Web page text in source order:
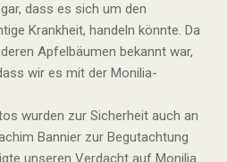
dass es sich um den
Krankheit, handeln könnte. Da
Apfelbäumen bekannt war,
wir es mit der Monilia-
wurden zur Sicherheit auch an
Bannier zur Begutachtung
unseren Verdacht auf Monilia.